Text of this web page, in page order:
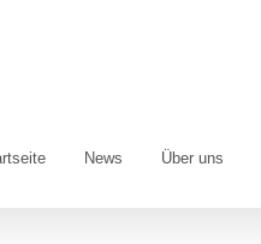
News Über uns